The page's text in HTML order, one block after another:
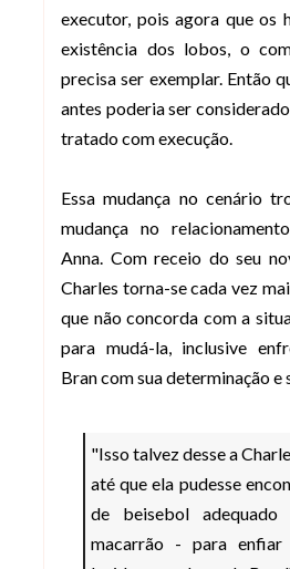
executor, pois agora que os
existência dos lobos, o
precisa ser exemplar. Então
antes poderia ser
tratado com execução.
Essa mudança no cenário
mudança no
Anna. Com receio do seu
Charles torna-se cada vez
que não concorda com a
para mudá-la, inclusive
Bran com sua determinação e
"Isso talvez desse a
até que ela pudesse
de beisebol
macarrão - para